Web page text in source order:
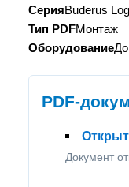
СерияBuderus
Тип PDFМонтаж
Оборудование
PDF-
Документ